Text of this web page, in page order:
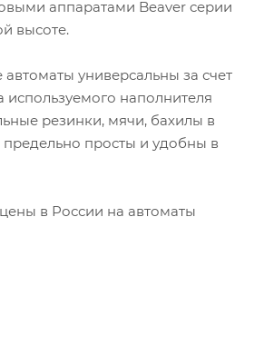
аппаратами Beaver серии
высоте.
универсальны за счет
используемого наполнителя
резинки, мячи, бахилы в
предельно просты и удобны в
в России на автоматы